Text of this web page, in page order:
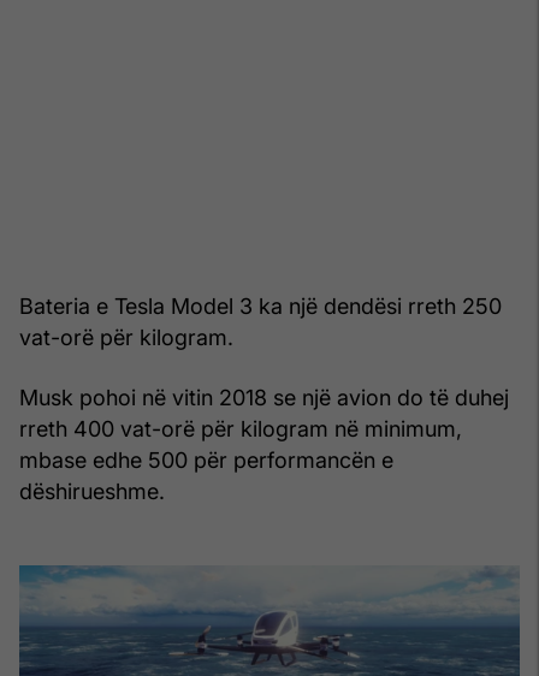
Bateria e Tesla Model 3 ka një dendësi rreth 250
vat-orë për kilogram.
Musk pohoi në vitin 2018 se një avion do të duhej
rreth 400 vat-orë për kilogram në minimum,
mbase edhe 500 për performancën e
dëshirueshme.